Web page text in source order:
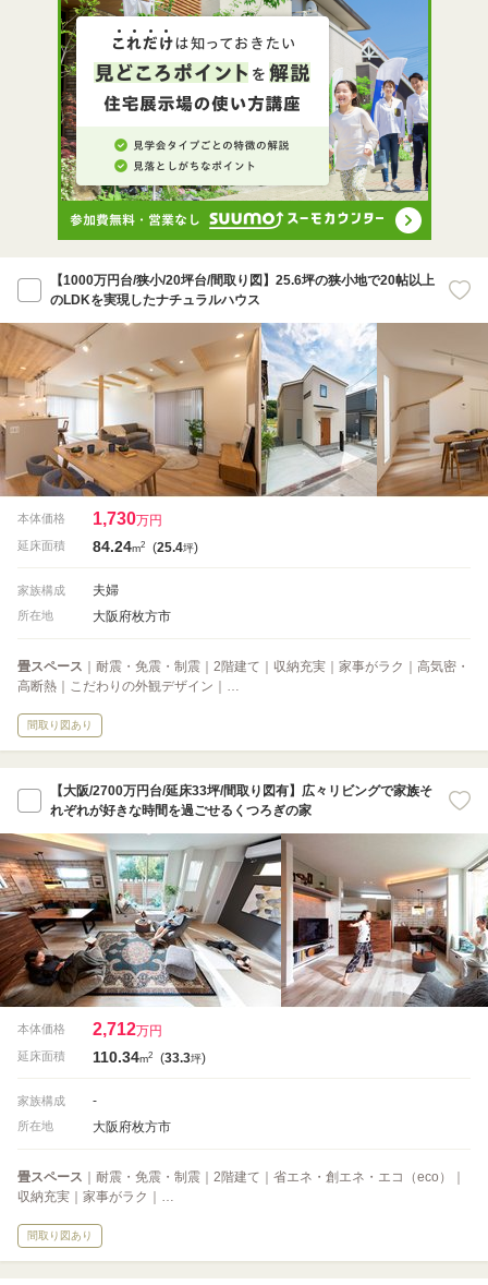
【1000万円台/狭小/20坪台/間取り図】25.6坪の狭小地で20帖以上
のLDKを実現したナチュラルハウス
本体価格 1,730万円
延床面積 84.24m2 (25.4坪)
家族構成 夫婦
所在地 大阪府枚方市
畳スペース ｜耐震・免震・制震｜2階建て｜収納充実｜家事がラク｜高気密・
高断熱｜こだわりの外観デザイン｜…
間取り図あり
【大阪/2700万円台/延床33坪/間取り図有】広々リビングで家族そ
れぞれが好きな時間を過ごせるくつろぎの家
本体価格 2,712万円
延床面積 110.34m2 (33.3坪)
家族構成 -
所在地 大阪府枚方市
畳スペース ｜耐震・免震・制震｜2階建て｜省エネ・創エネ・エコ（eco）｜
収納充実｜家事がラク｜…
間取り図あり